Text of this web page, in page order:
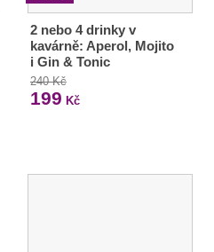
2 nebo 4 drinky v
kavárně: Aperol, Mojito
i Gin & Tonic
240 Kč
199 Kč